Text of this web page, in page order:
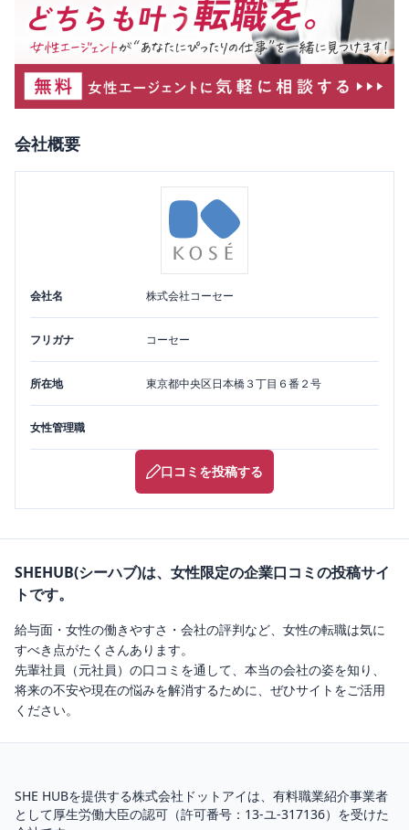
会社概要
会社名 株式会社コーセー
フリガナ コーセー
所在地 東京都中央区日本橋３丁目６番２号
女性管理職
口コミを投稿する
SHEHUB(シーハブ)は、女性限定の企業口コミの投稿サイ
トです。
給与面・女性の働きやすさ・会社の評判など、女性の転職は気に
すべき点がたくさんあります。
先輩社員（元社員）の口コミを通して、本当の会社の姿を知り、
将来の不安や現在の悩みを解消するために、ぜひサイトをご活用
ください。
SHE HUBを提供する株式会社ドットアイは、 有料職業紹介事業者
として厚生労働大臣の認可（許可番号：13-ユ-317136）を受けた